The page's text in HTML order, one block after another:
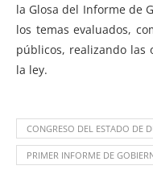
la Glosa del Informe de
los temas evaluados,
públicos, realizando las
la ley.
CONGRESO DEL ESTADO DE
PRIMER INFORME DE